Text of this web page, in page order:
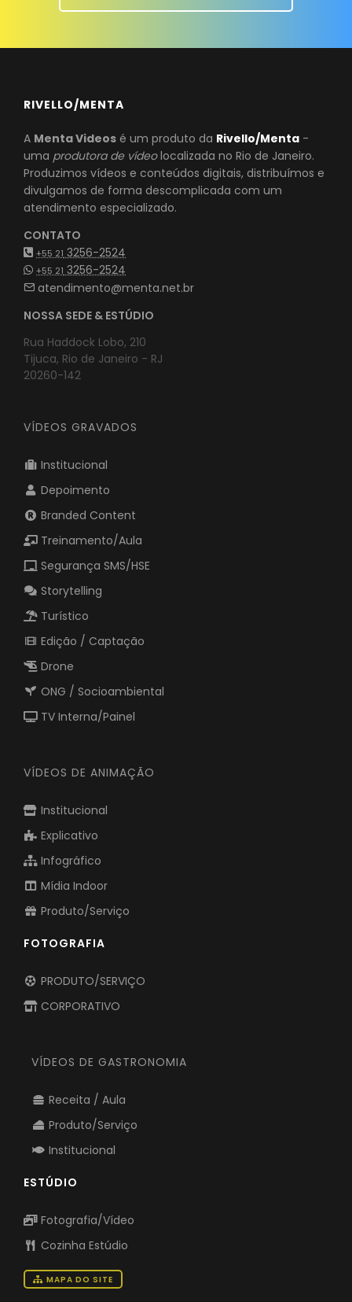
RIVELLO/MENTA
A Menta Videos é um produto da Rivello/Menta -
uma produtora de vídeolocalizada no Rio de Janeiro.
Produzimos vídeos e conteúdos digitais, distribuímos e
divulgamos de forma descomplicada com um
atendimento especializado.
CONTATO
+55 213256-2524
+55 213256-2524
atendimento@menta.net.br
NOSSA SEDE & ESTÚDIO
Rua Haddock Lobo, 210
Tijuca, Rio de Janeiro - RJ
20260-142
VÍDEOS GRAVADOS
Institucional
Depoimento
Branded Content
Treinamento/Aula
Segurança SMS/HSE
Storytelling
Turístico
Edição / Captação
Drone
ONG / Socioambiental
TV Interna/Painel
VÍDEOS DE ANIMAÇÃO
Institucional
Explicativo
Infográfico
Mídia Indoor
Produto/Serviço
FOTOGRAFIA
PRODUTO/SERVIÇO
CORPORATIVO
VÍDEOS DE GASTRONOMIA
Receita / Aula
Produto/Serviço
Institucional
ESTÚDIO
Fotografia/Vídeo
Cozinha Estúdio
MAPA DO SITE